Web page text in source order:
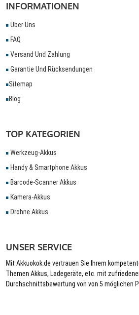
INFORMATIONEN
Über Uns
FAQ
Versand Und Zahlung
Garantie Und Rücksendungen
Sitemap
Blog
TOP KATEGORIEN
Werkzeug-Akkus
Handy & Smartphone Akkus
Barcode-Scanner Akkus
Kamera-Akkus
Drohne Akkus
UNSER SERVICE
Mit Akkuokok.de vertrauen Sie Ihrem
Themen Akkus, Ladegeräte, etc. mit
Durchschnittsbewertung von von 5 möglichen